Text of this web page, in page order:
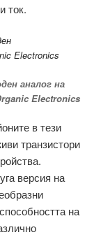
ток.
аналог на
Electronics
в тези
транзистори
версия на
на